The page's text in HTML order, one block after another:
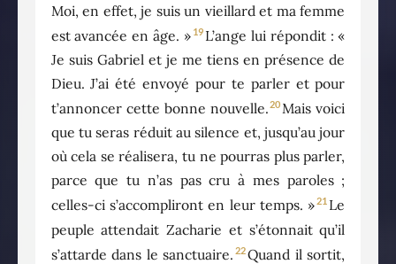
Moi, en effet, je suis un vieillard et ma femme
est avancée en âge. » 19 L’ange lui répondit : «
Je suis Gabriel et je me tiens en présence de
Dieu. J’ai été envoyé pour te parler et pour
t’annoncer cette bonne nouvelle.20Mais voici
que tu seras réduit au silence et, jusqu’au jour
où cela se réalisera, tu ne pourras plus parler,
parce que tu n’as pas cru à mes paroles ;
celles-ci s’accompliront en leur temps. »21 Le
peuple attendait Zacharie et s’étonnait qu’il
s’attarde dans le sanctuaire. 22Quand il sortit,